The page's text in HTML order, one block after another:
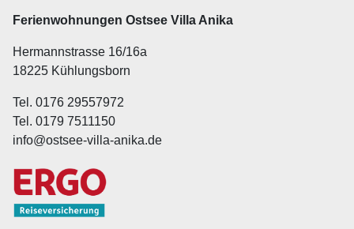
Ferienwohnungen Ostsee Villa Anika
Hermannstrasse 16/16a
18225 Kühlungsborn
Tel. 0176 29557972
Tel. 0179 7511150
info@ostsee-villa-anika.de